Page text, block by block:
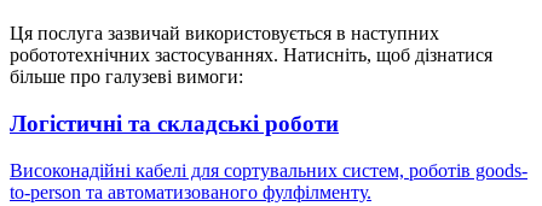
Ця послуга зазвичай використовується в наступних
робототехнічних застосуваннях. Натисніть, щоб дізнатися
більше про галузеві вимоги:
Логістичні та складські роботи
Високонадійні кабелі для сортувальних систем, роботів goods-
to-person та автоматизованого фулфілменту.